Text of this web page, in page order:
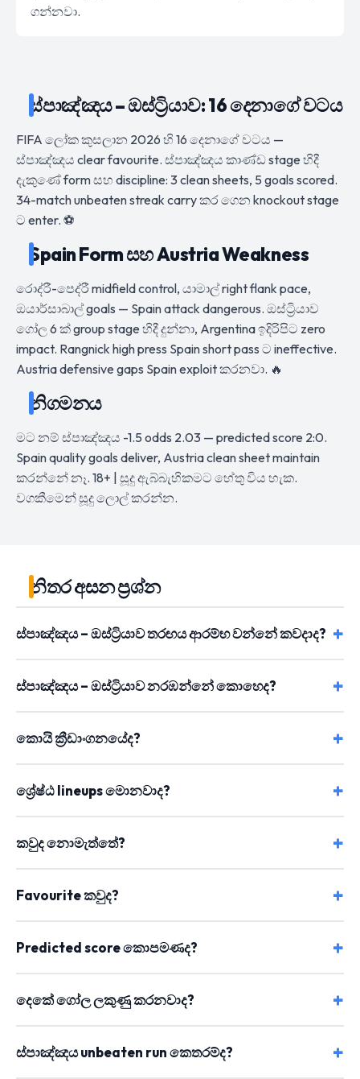
ගන්නවා.
ස්පාඤ්ඤය – ඔස්ට්‍රියාව: 16 දෙනාගේ වටය
FIFA ලෝක කුසලාන 2026 හි 16 දෙනාගේ වටය —
ස්පාඤ්ඤය clear favourite. ස්පාඤ්ඤය කාණ්ඩ stage හිදී
දැකුණේ form සහ discipline: 3 clean sheets, 5 goals scored.
34-match unbeaten streak carry කර ගෙන knockout stage
ට enter. ⚽
Spain Form සහ Austria Weakness
රොද්රී-පෙද්රී midfield control, යාමාල් right flank pace,
ඔයාර්සාබාල් goals — Spain attack dangerous. ඔස්ට්‍රියාව
ගෝල 6 ක් group stage හිදී දුන්නා, Argentina ඉදිරිපිට zero
impact. Rangnick high press Spain short pass ට ineffective.
Austria defensive gaps Spain exploit කරනවා. 🔥
නිගමනය
මට නම් ස්පාඤ්ඤය -1.5 odds 2.03 — predicted score 2:0.
Spain quality goals deliver, Austria clean sheet maintain
කරන්නේ නෑ. 18+ | සූදු ඇබ්බැහිකමට හේතු විය හැක.
වගකීමෙන් සූදු ලොල් කරන්න.
නිතර අසන ප්‍රශ්න
ස්පාඤ්ඤය – ඔස්ට්‍රියාව තරඟය ආරම්භ වන්නේ කවදාද?
ස්පාඤ්ඤය – ඔස්ට්‍රියාව නරඹන්නේ කොහෙද?
කොයි ක්‍රීඩාංගනයේද?
ශ්‍රේෂ්ඨ lineups මොනවාද?
කවුද නොමැත්තේ?
Favourite කවුද?
Predicted score කොපමණද?
දෙකේ ගෝල ලකුණු කරනවාද?
ස්පාඤ්ඤය unbeaten run කෙතරම්ද?